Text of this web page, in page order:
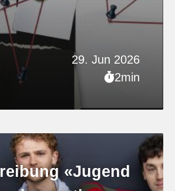
29. Jun 2026
2min
«Jugend